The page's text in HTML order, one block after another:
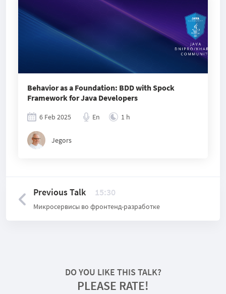
Behavior as a Foundation: BDD with Spock
Framework for Java Developers
6 Feb 2025 En 1 h
Jegors
Previous Talk 15:30
Микросервисы во фронтенд-разработке
DO YOU LIKE THIS TALK?
PLEASE RATE!